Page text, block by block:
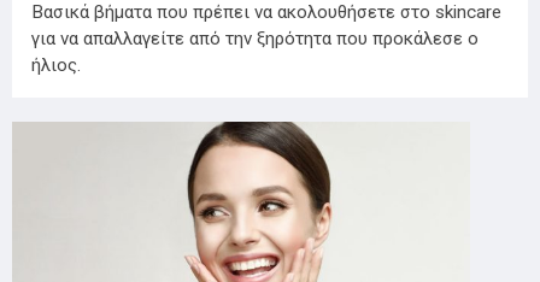
Βασικά βήματα που πρέπει να ακολουθήσετε στο skincare
για να απαλλαγείτε από την ξηρότητα που προκάλεσε ο
ήλιος.